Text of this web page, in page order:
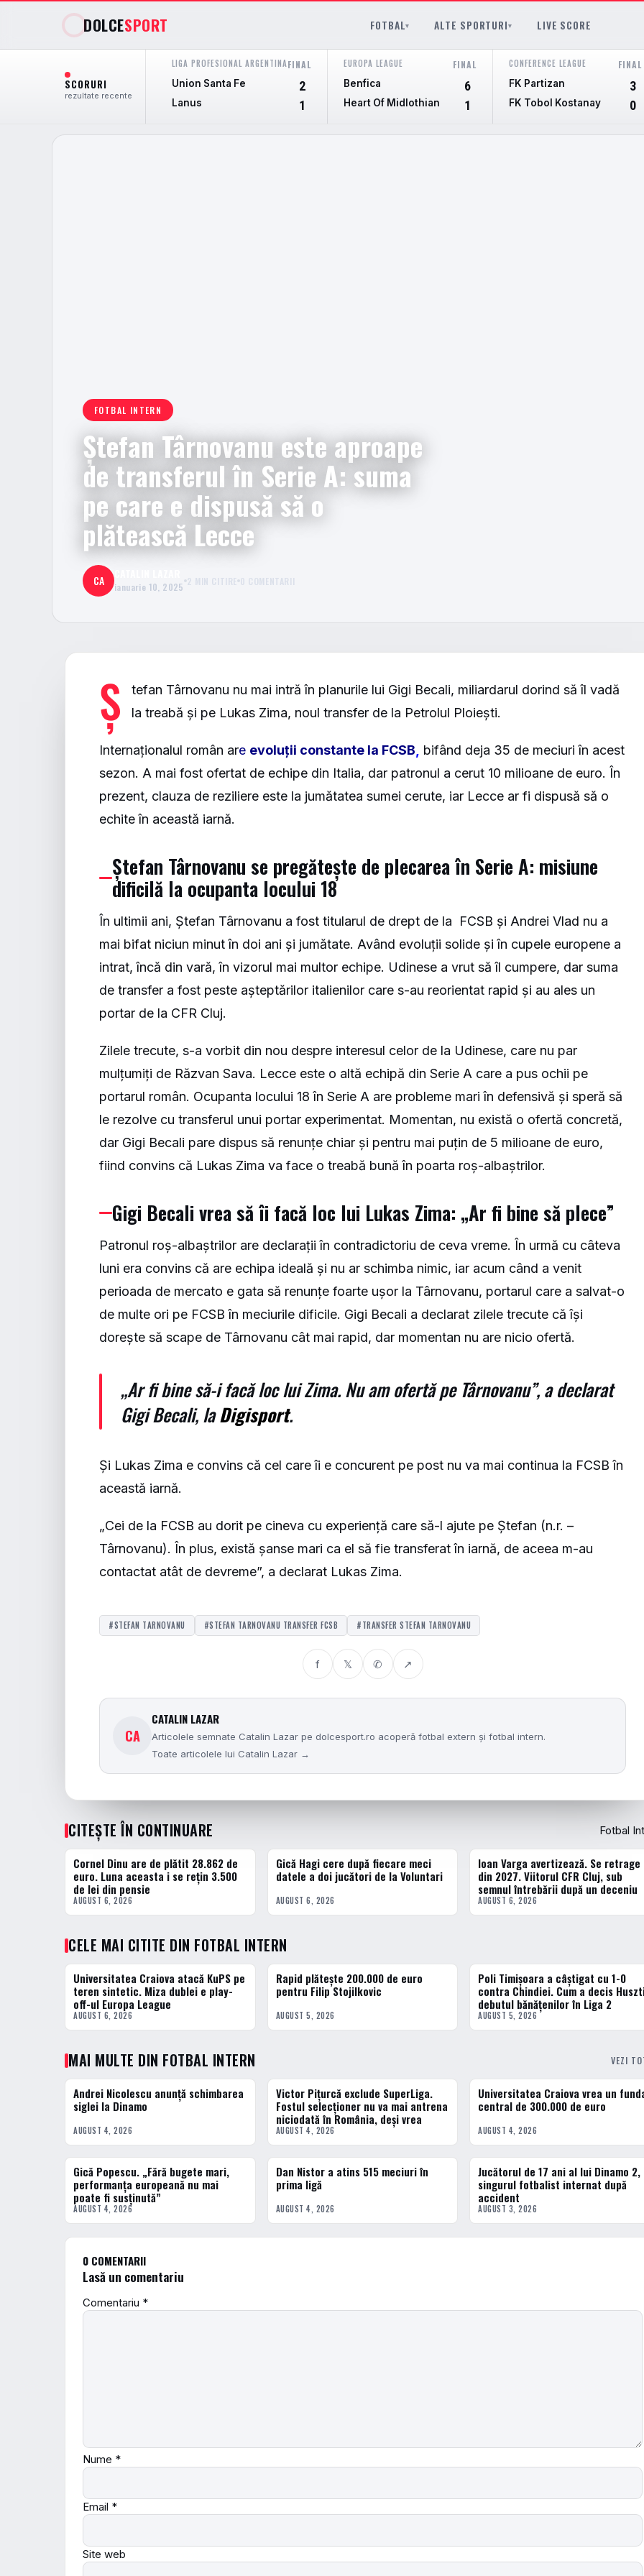
DOLCESPORT FOTBAL▾ ALTE SPORTURI▾ LIVE SCORE
SCORURI
rezultate recente
LIGA PROFESIONAL ARGENTINAFINAL
Union Santa Fe 2
Lanus 1
EUROPA LEAGUE FINAL
Benfica 6
Heart Of Midlothian 1
CONFERENCE LEAGUE FINAL
FK Partizan 3
FK Tobol Kostanay 0
FOTBAL INTERN
Ștefan Târnovanu este aproape
de transferul în Serie A: suma
pe care e dispusă să o
plătească Lecce
CA ianuarie 10, 2025 2 MIN CITIRE 0 COMENTARII
Ș
tefan Târnovanu nu mai intră în planurile lui Gigi Becali, miliardarul dorind să îl vadă
la treabă și pe Lukas Zima, noul transfer de la Petrolul Ploiești.
Internaționalul român are evoluții constante la FCSB
bifând deja 35 de meciuri în acest
sezon. A mai fost ofertat de echipe din Italia, dar patronul a cerut 10 milioane de euro. În
prezent, clauza de reziliere este la jumătatea sumei cerute, iar Lecce ar fi dispusă să o
echite în această iarnă.
Ștefan Târnovanu se pregătește de plecarea în Serie A: misiune
dificilă la ocupanta locului 18
În ultimii ani, Ștefan Târnovanu a fost titularul de drept de la FCSB și Andrei Vlad nu a
mai bifat niciun minut în doi ani și jumătate. Având evoluții solide și în cupele europene a
intrat, încă din vară, în vizorul mai multor echipe. Udinese a vrut să îl cumpere, dar suma
de transfer a fost peste așteptărilor italienilor care s-au reorientat rapid și au ales un
portar de la CFR Cluj.
Zilele trecute, s-a vorbit din nou despre interesul celor de la Udinese, care nu par
mulțumiți de Răzvan Sava. Lecce este o altă echipă din Serie A care a pus ochii pe
portarul român. Ocupanta locului 18 în Serie A are probleme mari în defensivă și speră să
le rezolve cu transferul unui portar experimentat. Momentan, nu există o ofertă concretă,
dar Gigi Becali pare dispus să renunțe chiar și pentru mai puțin de 5 milioane de euro,
fiind convins că Lukas Zima va face o treabă bună în poarta roș-albaștrilor.
Gigi Becali vrea să îi facă loc lui Lukas Zima: „Ar fi bine să plece”
Patronul roș-albaștrilor are declarații în contradictoriu de ceva vreme. În urmă cu câteva
luni era convins că are echipa ideală și nu ar schimba nimic, iar acum când a venit
perioada de mercato e gata să renunțe foarte ușor la Târnovanu, portarul care a salvat-o
de multe ori pe FCSB în meciurile dificile. Gigi Becali a declarat zilele trecute că își
dorește să scape de Târnovanu cât mai rapid, dar momentan nu are nicio ofertă.
„Ar fi bine să-i facă loc lui Zima. Nu am ofertă pe Târnovanu”, a declarat
Gigi Becali, laDigisport.
Și Lukas Zima e convins că cel care îi e concurent pe post nu va mai continua la FCSB în
această iarnă.
„Cei de la FCSB au dorit pe cineva cu experiență care să-l ajute pe Ștefan (n.r. –
Târnovanu). În plus, există șanse mari ca el să fie transferat în iarnă, de aceea m-au
contactat atât de devreme”, a declarat Lukas Zima.
#STEFAN TARNOVANU #STEFAN TARNOVANU TRANSFER FCSB #TRANSFER STEFAN TARNOVANU
f 𝕏 ✆ ↗
CA
CATALIN LAZAR
Articolele semnate Catalin Lazar pe dolcesport.ro acoperă fotbal extern și fotbal intern.
Toate articolele lui Catalin Lazar →
CITEȘTE ÎN CONTINUARE Fotbal
FOTBAL INTERN
Cornel Dinu are de plătit 28.862 de
euro. Luna aceasta i se rețin 3.500
de lei din pensie
AUGUST 6, 2026
FOTBAL INTERN
Gică Hagi cere după fiecare meci
datele a doi jucători de la Voluntari
AUGUST 6, 2026
FOTBAL INTERN
Ioan Varga avertizează. Se retrage
din 2027. Viitorul CFR Cluj, sub
semnul întrebării după un deceniu
AUGUST 6, 2026
CELE MAI CITITE DIN FOTBAL INTERN
1 · TOP
Universitatea Craiova atacă KuPS pe
teren sintetic. Miza dublei e play-
off-ul Europa League
AUGUST 6, 2026
2 · TOP
Rapid plătește 200.000 de euro
pentru Filip Stojilkovic
AUGUST 5, 2026
3 · TOP
Poli Timișoara a câștigat cu 1-0
contra Chindiei. Cum a decis
debutul bănățenilor în Liga 2
AUGUST 5, 2026
MAI MULTE DIN FOTBAL INTERN VEZI
FOTBAL INTERN
Andrei Nicolescu anunță schimbarea
siglei la Dinamo
AUGUST 4, 2026
FOTBAL INTERN
Victor Pițurcă exclude SuperLiga.
Fostul selecționer nu va mai antrena
niciodată în România, deși vrea
AUGUST 4, 2026
FOTBAL INTERN
Universitatea Craiova vrea un
central de 300.000 de euro
AUGUST 4, 2026
FOTBAL INTERN
Gică Popescu. „Fără bugete mari,
performanța europeană nu mai
poate fi susținută”
AUGUST 4, 2026
FOTBAL INTERN
Dan Nistor a atins 515 meciuri în
prima ligă
AUGUST 4, 2026
FOTBAL INTERN
Jucătorul de 17 ani al lui Dinamo 2,
singurul fotbalist internat după
accident
AUGUST 3, 2026
0 COMENTARII
Lasă un comentariu
Comentariu *
Nume *
Email *
Site web